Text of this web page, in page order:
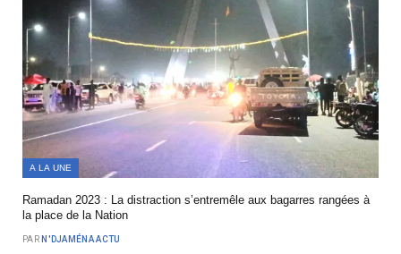
A LA UNE
Ramadan 2023 : La distraction s’entremêle aux bagarres rangées à
la place de la Nation
PAR N'DJAMÉNA ACTU